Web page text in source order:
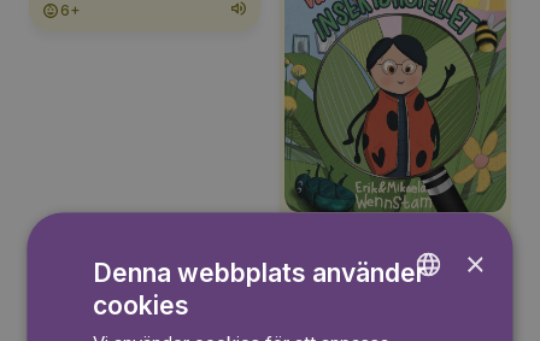
6+
×
Denna webbplats använder
cookies